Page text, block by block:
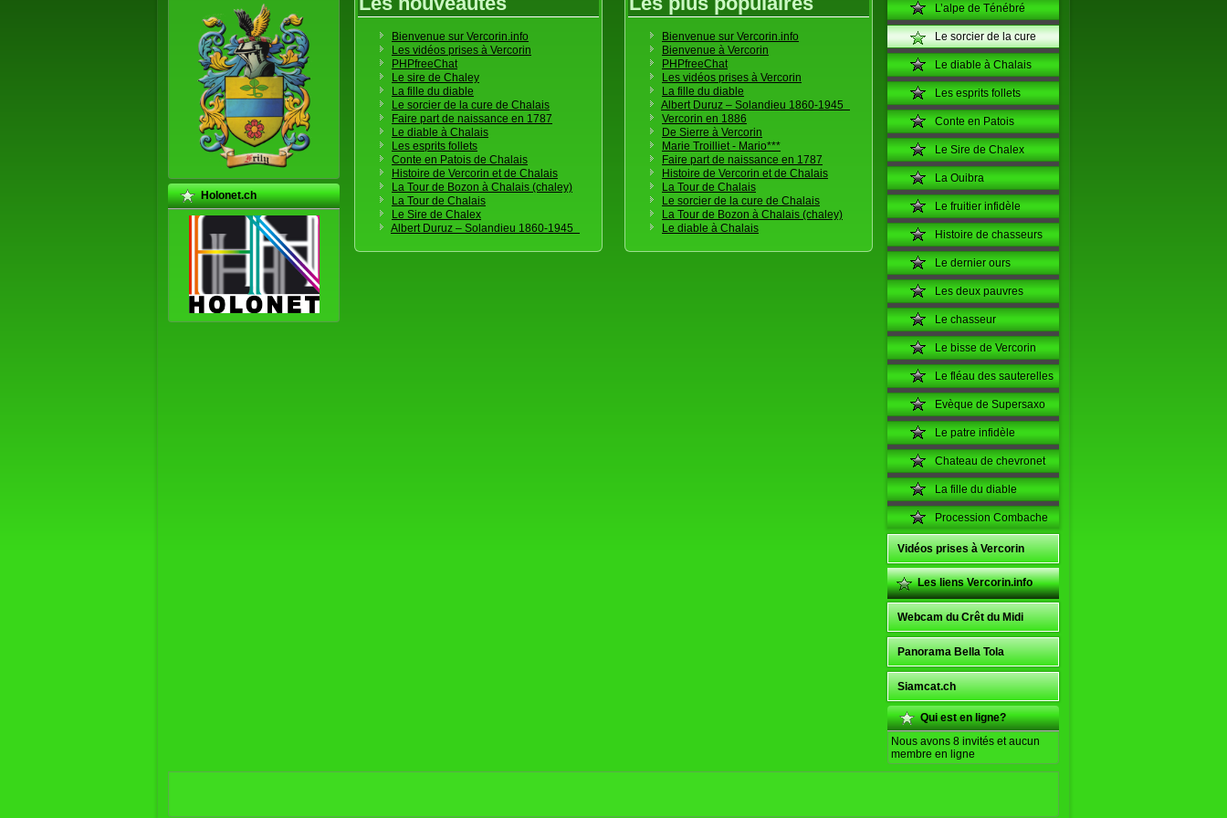
Holonet.ch
Bienvenue sur Vercorin.info
Les vidéos prises à Vercorin
PHPfreeChat
Le sire de Chaley
La fille du diable
Le sorcier de la cure de Chalais
Faire part de naissance en 1787
Le diable à Chalais
Les esprits follets
Conte en Patois de Chalais
Histoire de Vercorin et de Chalais
La Tour de Bozon à Chalais (chaley)
La Tour de Chalais
Le Sire de Chalex
Albert Duruz – Solandieu 1860-1945
Bienvenue sur Vercorin.info
Bienvenue à Vercorin
PHPfreeChat
Les vidéos prises à Vercorin
La fille du diable
Albert Duruz – Solandieu 1860-1945
Vercorin en 1886
De Sierre à Vercorin
Marie Troilliet - Mario***
Faire part de naissance en 1787
Histoire de Vercorin et de Chalais
La Tour de Chalais
Le sorcier de la cure de Chalais
La Tour de Bozon à Chalais (chaley)
Le diable à Chalais
L’alpe de Ténébré
Le sorcier de la cure
Le diable à Chalais
Les esprits follets
Conte en Patois
Le Sire de Chalex
La Ouibra
Le fruitier infidèle
Histoire de chasseurs
Le dernier ours
Les deux pauvres
Le chasseur
Le bisse de Vercorin
Le fléau des sauterelles
Evèque de Supersaxo
Le patre infidèle
Chateau de chevronet
La fille du diable
Procession Combache
Vidéos prises à Vercorin
Les liens Vercorin.info
Webcam du Crêt du Midi
Panorama Bella Tola
Siamcat.ch
Qui est en ligne?
Nous avons 8 invités et aucun
membre en ligne